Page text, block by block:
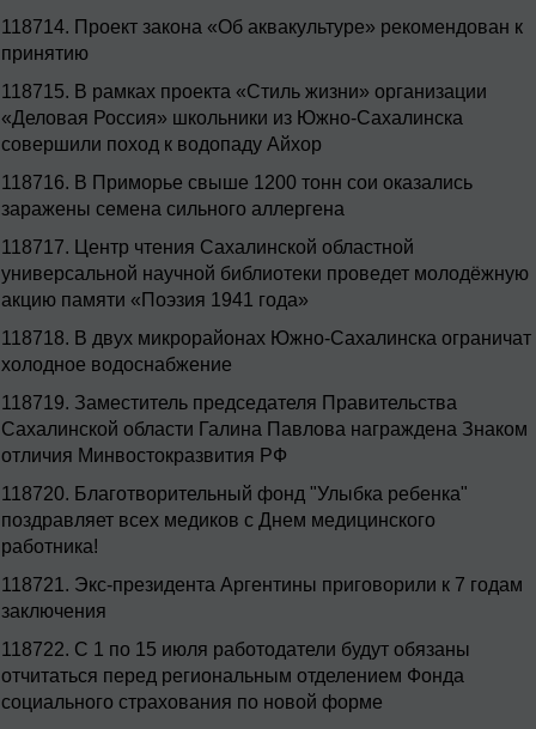
118714. Проект закона «Об аквакультуре» рекомендован к
принятию
118715. В рамках проекта «Стиль жизни» организации
«Деловая Россия» школьники из Южно-Сахалинска
совершили поход к водопаду Айхор
118716. В Приморье свыше 1200 тонн сои оказались
заражены семена сильного аллергена
118717.
Центр чтения Сахалинской областной
универсальной научной библиотеки проведет молодёжную
акцию памяти «Поэзия 1941 года»
118718. В двух микрорайонах Южно-Сахалинска ограничат
холодное водоснабжение
118719. Заместитель председателя Правительства
Сахалинской области Галина Павлова награждена Знаком
отличия Минвостокразвития РФ
118720. Благотворительный фонд "Улыбка ребенка"
поздравляет всех медиков с Днем медицинского
работника!
118721. Экс-президента Аргентины приговорили к 7 годам
заключения
118722. С 1 по 15 июля работодатели будут обязаны
отчитаться перед региональным отделением Фонда
социального страхования по новой форме